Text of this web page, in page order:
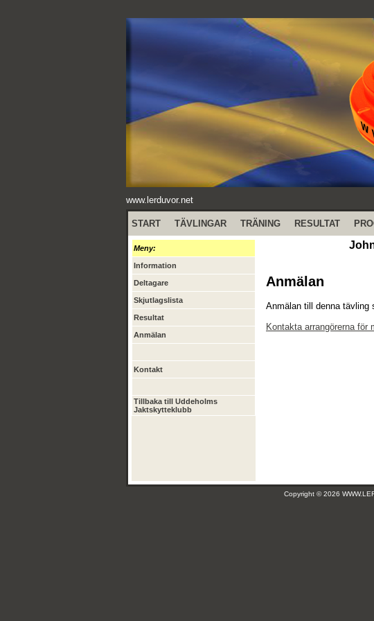
www.lerduvor.net
START TÄVLINGAR TRÄNING RESULTAT
Meny:
Information
Deltagare
Skjutlagslista
Resultat
Anmälan
Kontakt
Tillbaka till Uddeholms
Jaktskytteklubb
Anmälan
Anmälan till denna tävling
Kontakta arrangörerna för
Copyright © 2026